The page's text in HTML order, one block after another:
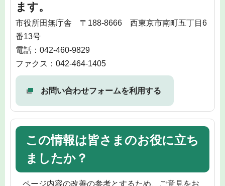
ます。
市役所田無庁舎 〒188-8666 西東京市南町五丁目6
番13号
電話：042-460-9829
ファクス：042-464-1405
お問い合わせフォームを利用する
この情報は皆さまのお役に立ち
ましたか？
ページ内容の改善の参考とするため、ご意見をお